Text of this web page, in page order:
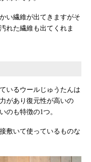
い繊維が出てきますがそ
れた繊維も出てくれま
いるウールじゅうたんは
があり復元性が高いの
のも特徴の1つ。
敷いて使っているものな